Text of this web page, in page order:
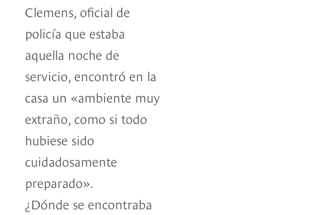
Clemens, oficial de
policía que estaba
aquella noche de
servicio, encontró en la
casa un «ambiente muy
extraño, como si todo
hubiese sido
cuidadosamente
preparado».
¿Dónde se encontraba